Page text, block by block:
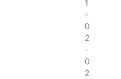
1
-
0
2
-
0
2